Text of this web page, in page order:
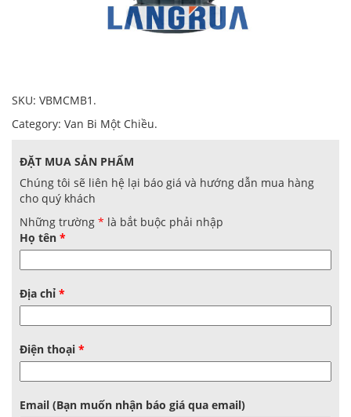
SKU: VBMCMB1 .
Category: Van Bi Một Chiều.
ĐẶT MUA SẢN PHẨM
Chúng tôi sẽ liên hệ lại báo giá và hướng dẫn mua hàng
cho quý khách
Những trường * là bắt buộc phải nhập
Họ tên *
Địa chỉ *
Điện thoại *
Email (Bạn muốn nhận báo giá qua email)